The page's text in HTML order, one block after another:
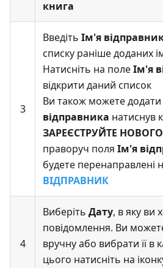
книга
3
Введіть Ім'я
списку раніше доданих
Натисніть на полеІм'я
відкрити даний список
Ви також можете
відправника натиснув
ЗАРЕЄСТРУЙТЕ
праворуч поля Ім'я
будете перенаправлені
ВІДПРАВНИК
4
Виберіть Дату, в яку ви
повідомлення. Ви
вручну або вибрати її в
цього натисніть на